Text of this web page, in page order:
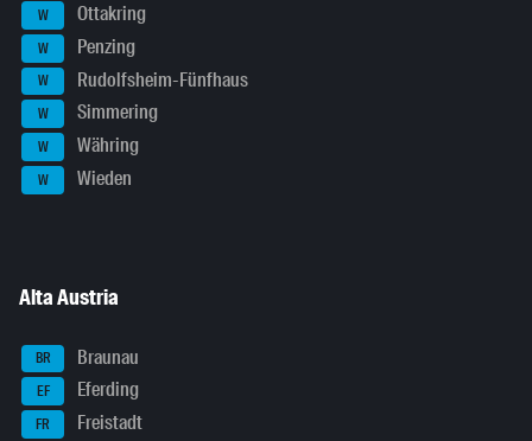
W Ottakring
W Penzing
W Rudolfsheim-Fünfhaus
W Simmering
W Währing
W Wieden
Alta Austria
BR Braunau
EF Eferding
FR Freistadt